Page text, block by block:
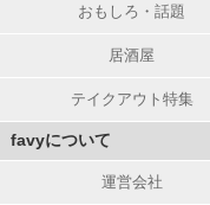
おもしろ・話題
居酒屋
テイクアウト特集
favyについて
運営会社